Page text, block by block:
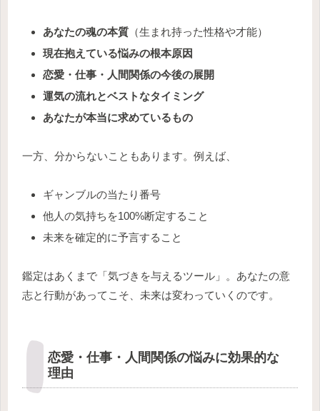
あなたの魂の本質 （生まれ持った性格や才能）
現在抱えている悩みの根本原因
恋愛・仕事・人間関係の今後の展開
運気の流れとベストなタイミング
あなたが本当に求めているもの
一方、分からないこともあります。例えば、
ギャンブルの当たり番号
他人の気持ちを100%断定すること
未来を確定的に予言すること
鑑定はあくまで「気づきを与えるツール」。あなたの意
志と行動があってこそ、未来は変わっていくのです。
恋愛・仕事・人間関係の悩みに効果的な
理由